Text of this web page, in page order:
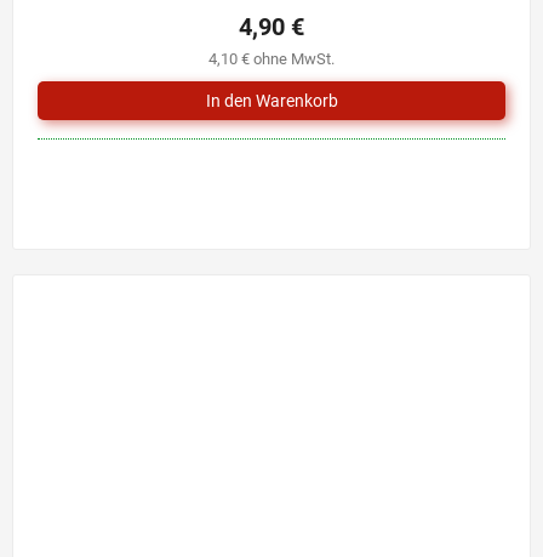
4,10 € ohne MwSt.
4,90 €